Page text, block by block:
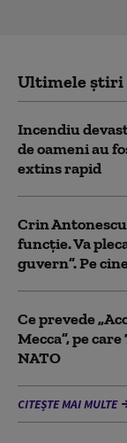
Ultimele știri
Incendiu
de oameni au
extins rapid
Crin
funcție. Va
guvern”. Pe
Ce prevede
Mecca”, pe
NATO
CITEȘTE MAI MULTE